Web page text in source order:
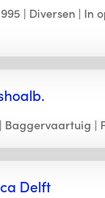
Diversen In
Baggervaartuig
Delft